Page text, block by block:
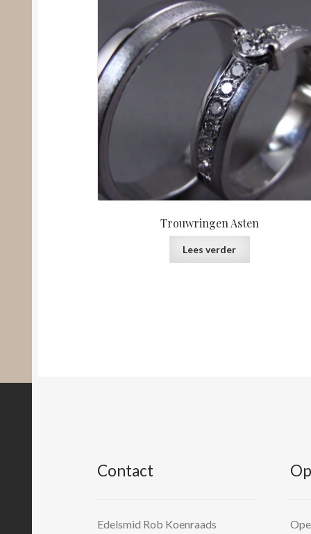
Trouwringen Asten
Lees verder
Contact
Edelsmid Rob Koenraads